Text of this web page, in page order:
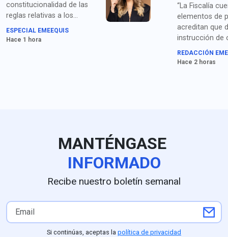
constitucionalidad de las
reglas relativas a los
derechos de las audiencias
vuelve a colocar este
ESPECIAL EMEEQUIS
Hace 1 hora
“La Fiscalía
elementos de
acreditan que
instrucción de
fue girada de
directa por el
REDACCIÓN
Hace 2 horas
MANTÉNGASE
INFORMADO
Recibe nuestro boletín semanal
Si continúas, aceptas la política de privacidad